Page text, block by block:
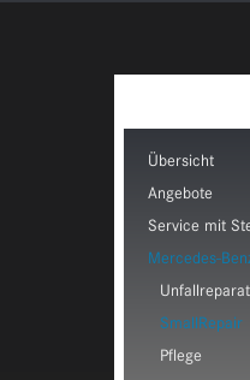
Übersicht
Angebote
Service mit
Mercedes-
SmallRepair
Pflege